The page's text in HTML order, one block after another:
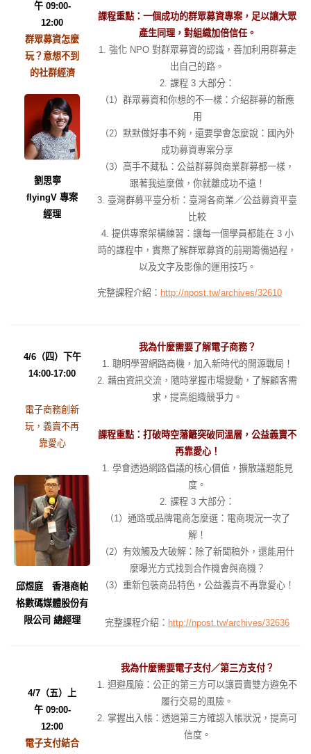
午 09:00-
12:00
群眾募資怎麼
玩？意想不到
的社群經濟
劉思寧
flyingV 專案
經理
課程重點：一個成功的群眾募資專案，足以讓大眾
產生同理，對組織加倍信任。
1. 強化 NPO 對群眾募資的認識，善加利用群募走
出自己的路。
2. 課程 3 大部分：
（1）群眾募資和你想的不一樣：介紹群募的新應
用
（2）默默做好事不夠，還要學會怎麼說：國內外
成功募資專案分享
（3）高手不藏私：公益群募與商業群募都一樣，
跟著我這麼做，你就離成功不遠！
3. 臺灣群募平臺分析：臺灣各商業／公益募資平臺
比較
4. 提供專案架構練習：讓每一個學員都能在 3 小
時的課程中，實際了解群眾募資的前期籌備過程，
以及文字及影像的運用技巧。
完整課程介紹： http://npost.tw/archives/32610
4/6（四）下午
14:00-17:00
電子商務創新
玩，義賣不再
靠愛心
邱煜庭 香港商帕
格數碼媒體股份有
限公司 總經理
我為什麼需要了解電子商務？
1. 聰明學習網路商機，加入新時代的開源戰局！
2. 藉由資訊交流，隨時掌握市場變動，了解顧客需
求，提高組織競爭力。
課程重點：打破時空藩籬突破同溫層，公益義賣不
再靠愛心！
1. 學會透過網路倡議的核心價值，擴散議題能見
度。
2. 課程 3 大部分：
（1）通路或品牌電商怎麼選：電商現況一次了
解！
（2）有效觸及大破解：除了新聞稿外，還能用什
麼曝光方式找到合作機會與商機？
（3）重新包裝商品特色，公益義賣不再靠愛心！
完整課程介紹： http://npost.tw/archives/32636
4/7（五）上
午 09:00-
12:00
電子支付結合
我為什麼需要電子支付／第三方支付？
1. 迴避風險：公正的第三方可以讓買賣雙方避免不
履行交易的風險。
2. 掌握出入帳：透過第三方確認入帳狀況，提高可
信度。